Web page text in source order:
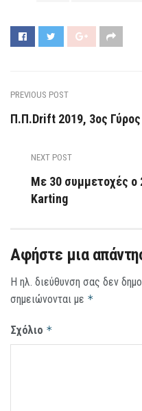
PREVIOUS POST
Π.Π.Drift 2019, 3ος
NEXT POST
Με 30 συμμετοχές ο
Karting
Αφήστε μια
Η ηλ. διεύθυνση σας δεν
σημειώνονται με *
Σχόλιο *